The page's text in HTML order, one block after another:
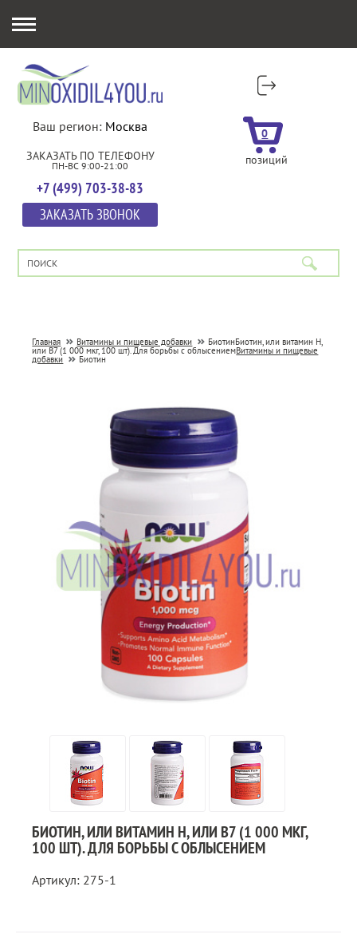
Ваш регион: Москва
ЗАКАЗАТЬ ПО ТЕЛЕФОНУ
ПН-ВС 9:00-21:00
+7 (499) 703-38-83
ЗАКАЗАТЬ ЗВОНОК
0
позиций
Главная Витамины и пищевые добавки БиотинБиотин, или витамин H,
или B7 (1 000 мкг, 100 шт). Для борьбы с облысениемВитамины и пищевые
добавки Биотин
БИОТИН, ИЛИ ВИТАМИН H, ИЛИ B7 (1 000 МКГ,
100 ШТ). ДЛЯ БОРЬБЫ С ОБЛЫСЕНИЕМ
Артикул: 275-1